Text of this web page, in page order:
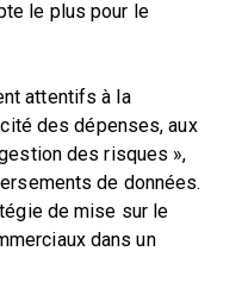
le plus pour le
attentifs à la
des dépenses, aux
des risques »,
de données.
de mise sur le
dans un